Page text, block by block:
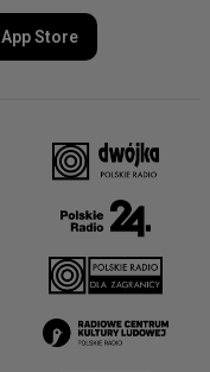
App Store